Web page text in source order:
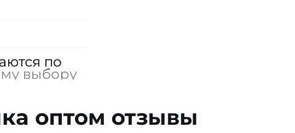
по
выбору
х/б
оптом отзывы